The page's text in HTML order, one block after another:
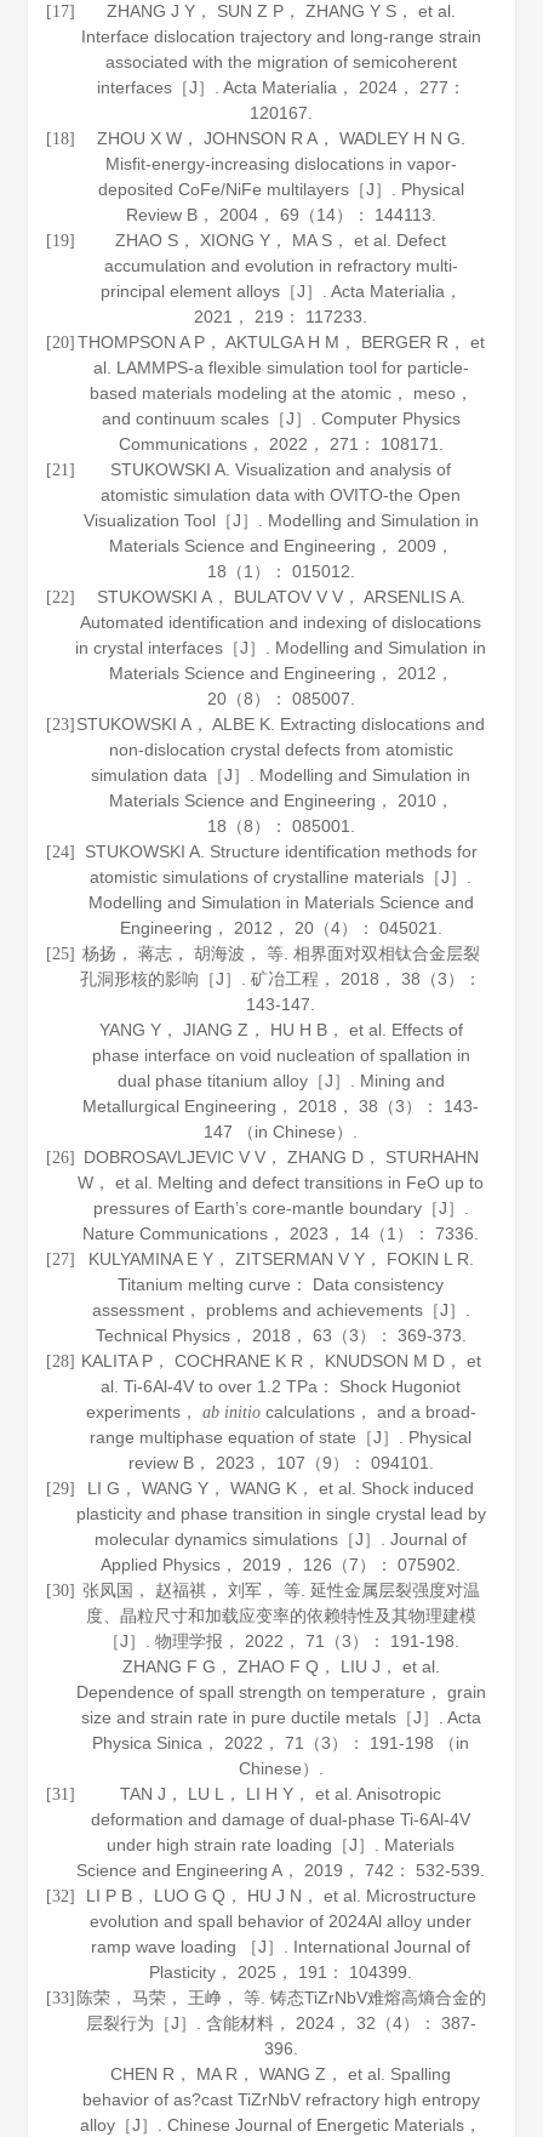
[17]
ZHANG J Y， SUN Z P， ZHANG Y S， et al.
Interface dislocation trajectory and long-range strain
associated with the migration of semicoherent
interfaces［J］. Acta Materialia ， 2024， 277 ：
120167.
[18]
ZHOU X W， JOHNSON R A， WADLEY H N G.
Misfit-energy-increasing dislocations in vapor-
deposited CoFe/NiFe multilayers［J］. Physical
Review B， 2004， 69 （14）： 144113.
[19]
ZHAO S， XIONG Y， MA S， et al. Defect
accumulation and evolution in refractory multi-
principal element alloys［J］. Acta Materialia ，
2021 ， 219 ： 117233.
[20] THOMPSON A P， AKTULGA H M， BERGER R， et
al. LAMMPS-a flexible simulation tool for particle-
based materials modeling at the atomic， meso，
and continuum scales［J］. Computer Physics
Communications， 2022 ， 271 ： 108171.
[21]
STUKOWSKI A. Visualization and analysis of
atomistic simulation data with OVITO-the Open
Visualization Tool［J］. Modelling and Simulation in
Materials Science and Engineering ， 2009 ，
18 （1）： 015012.
[22]
STUKOWSKI A， BULATOV V V， ARSENLIS A.
Automated identification and indexing of dislocations
in crystal interfaces［J］. Modelling and Simulation in
Materials Science and Engineering ， 2012 ，
20（8）： 085007.
[23] STUKOWSKI A， ALBE K. Extracting dislocations and
non-dislocation crystal defects from atomistic
simulation data［J］. Modelling and Simulation in
Materials Science and Engineering ， 2010，
18 （8）： 085001.
[24]
STUKOWSKI A. Structure identification methods for
atomistic simulations of crystalline materials［J］.
Modelling and Simulation in Materials Science and
Engineering ， 2012 ， 20（4）： 045021.
[25] 杨扬， 蒋志， 胡海波， 等. 相界面对双相钛合金层裂
孔洞形核的影响［J］.矿冶工程 ， 2018 ，38 （3）：
143-147.
YANG Y， JIANG Z， HU H B， et al. Effects of
phase interface on void nucleation of spallation in
dual phase titanium alloy［J］. Mining and
Metallurgical Engineering ， 2018 ，38 （3）： 143-
147 （in Chinese）.
[26]
DOBROSAVLJEVIC V V， ZHANG D， STURHAHN
W， et al. Melting and defect transitions in FeO up to
pressures of Earth’s core-mantle boundary［J］.
Nature Communications ， 2023 ， 14 （1）： 7336.
[27]
KULYAMINA E Y， ZITSERMAN V Y， FOKIN L R.
Titanium melting curve： Data consistency
assessment， problems and achievements［J］.
Technical Physics， 2018 ， 63 （3）： 369-373.
[28] KALITA P， COCHRANE K R， KNUDSON M D， et
al. Ti-6Al-4V to over 1.2 TPa： Shock Hugoniot
experiments， ab initiocalculations， and a broad-
range multiphase equation of state［J］. Physical
review B， 2023 ， 107 （9）： 094101.
[29]
LI G， WANG Y， WANG K， et al. Shock induced
plasticity and phase transition in single crystal lead by
molecular dynamics simulations［J］.Journal of
Applied Physics ， 2019 ， 126 （7）： 075902.
[30] 张凤国， 赵福祺， 刘军， 等. 延性金属层裂强度对温
度、晶粒尺寸和加载应变率的依赖特性及其物理建模
［J］. 物理学报 ， 2022 ， 71
（3）： 191-198.
ZHANG F G， ZHAO F Q， LIU J， et al.
Dependence of spall strength on temperature， grain
size and strain rate in pure ductile metals［J］. Acta
Physica Sinica ， 2022 ，71
（3）： 191-198 （in
Chinese）.
[31]
TAN J， LU L， LI H Y， et al. Anisotropic
deformation and damage of dual-phase Ti-6Al-4V
under high strain rate loading［J］. Materials
Science and Engineering A ， 2019 ，742 ： 532-539.
[32]
LI P B， LUO G Q， HU J N， et al. Microstructure
evolution and spall behavior of 2024Al alloy under
ramp wave loading ［J］. International Journal of
Plasticity ， 2025 ， 191 ： 104399.
[33] 陈荣， 马荣， 王峥， 等. 铸态TiZrNbV难熔高熵合金的
层裂行为［J］. 含能材料， 2024， 32 （4）： 387-
396.
CHEN R， MA R， WANG Z， et al. Spalling
behavior of as?cast TiZrNbV refractory high entropy
alloy［J］.Chinese Journal of Energetic Materials ，